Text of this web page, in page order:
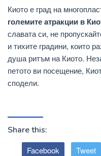
Киото е град на
големите атракции в
славата си, не
и тихите градини, които
душа ритъм на Киото.
петото ви посещение,
сподели.
Share this:
Facebook Tweet